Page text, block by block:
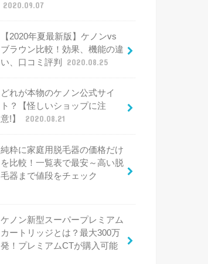
2020.09.07
【2020年夏最新版】ケノンvs
ブラウン比較！効果、機能の違
い、口コミ評判
2020.08.25
どれが本物のケノン公式サイ
ト？【怪しいショップに注
意!】
2020.08.21
純粋に家庭用脱毛器の価格だけ
を比較！一覧表で最安～高い脱
毛器まで値段をチェック
ケノン新型スーパープレミアム
カートリッジとは？最大300万
発！プレミアムCTが購入可能